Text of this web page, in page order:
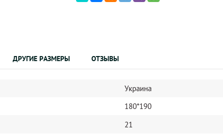
ДРУГИЕ РАЗМЕРЫ ОТЗЫВЫ
Украина
180*190
21